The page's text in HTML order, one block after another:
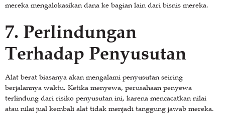
mereka mengalokasikan dana ke bagian lain dari bisnis mereka.
7. Perlindungan
Terhadap Penyusutan
Alat berat biasanya akan mengalami penyusutan seiring
berjalannya waktu. Ketika menyewa, perusahaan penyewa
terlindung dari risiko penyusutan ini, karena mencacatkan nilai
atau nilai jual kembali alat tidak menjadi tanggung jawab mereka.